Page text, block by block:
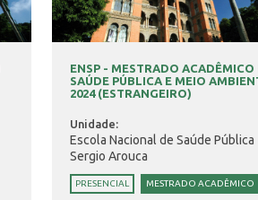
ENSP - MESTRADO ACADÊMICO
SAÚDE PÚBLICA E MEIO
2024 (ESTRANGEIRO)
Unidade:
Escola Nacional de Saúde Pública
Sergio Arouca
PRESENCIAL MESTRADO ACADÊMICO